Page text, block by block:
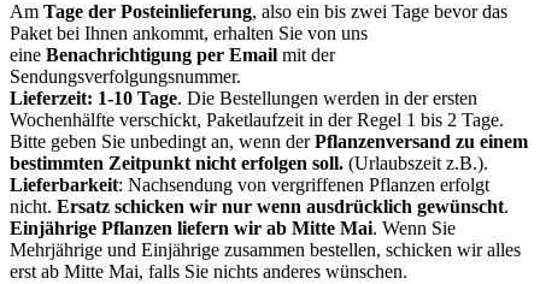
Am Tage der Posteinlieferung, also ein bis zwei Tage bevor das
Paket bei Ihnen ankommt, erhalten Sie von uns
eine Benachrichtigung per Email mit der
Sendungsverfolgungsnummer.
Lieferzeit: 1-10 Tage. Die Bestellungen werden in der ersten
Wochenhälfte verschickt, Paketlaufzeit in der Regel 1 bis 2 Tage.
Bitte geben Sie unbedingt an, wenn derPflanzenversand zu einem
bestimmten Zeitpunkt nicht erfolgen soll. (Urlaubszeit z.B.).
Lieferbarkeit: Nachsendung von vergriffenen Pflanzen erfolgt
nicht. Ersatz schicken wir nur wenn ausdrücklich gewünscht.
Einjährige Pflanzen liefern wir ab Mitte Mai. Wenn Sie
Mehrjährige und Einjährige zusammen bestellen, schicken wir alles
erst ab Mitte Mai, falls Sie nichts anderes wünschen.